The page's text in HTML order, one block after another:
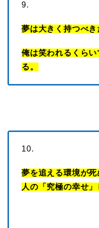
9.
夢は大きく持つべき
俺は笑われるくら
る。
10.
夢を追える環境が死
人の「究極の幸せ